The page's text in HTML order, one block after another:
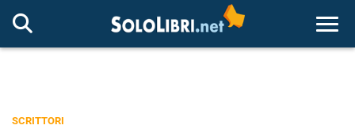
SCRITTORI